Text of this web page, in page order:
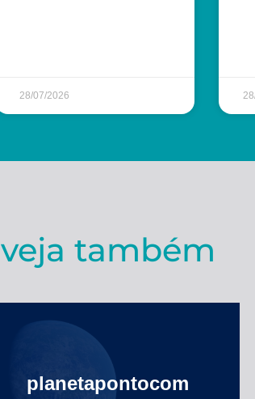
28/07/2026
veja também
planetapontocom